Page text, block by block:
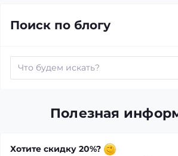
Поиск по блогу
Полезная
Хотите скидку 20%?